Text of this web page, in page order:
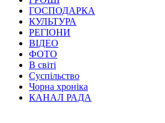
ГОСПОДАРКА
КУЛЬТУРА
РЕГІОНИ
ВІДЕО
ФОТО
В світі
Суспільство
Чорна хроніка
КАНАЛ РАДА